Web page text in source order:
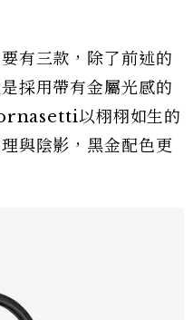
有三款，除了前述的
採用帶有金屬光感的
以栩栩如生的
與陰影，黑金配色更